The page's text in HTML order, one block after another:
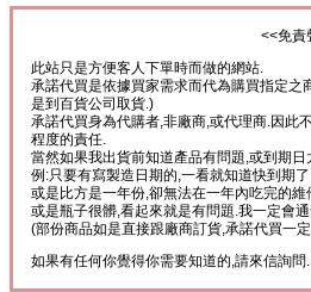
<<免責
此站只是方便客人下單時而做的網站.
承諾代買是依據買家需求而代為購買指定之
是到百貨公司取貨.)
承諾代買身為代購者,非廠商,或代理商.因此
程度的責任.
當然如果我出貨前知道產品有問題,或到期
例:只要有寫製造日期的,一看就知道快到期
或是比方是一年份,卻無法在一年內吃完的維
或是瓶子很髒,看起來就是有問題.我一定會
(部份商品如是直接跟廠商訂貨,承諾代買一
如果有任何你覺得你需要知道的,請來信詢問.